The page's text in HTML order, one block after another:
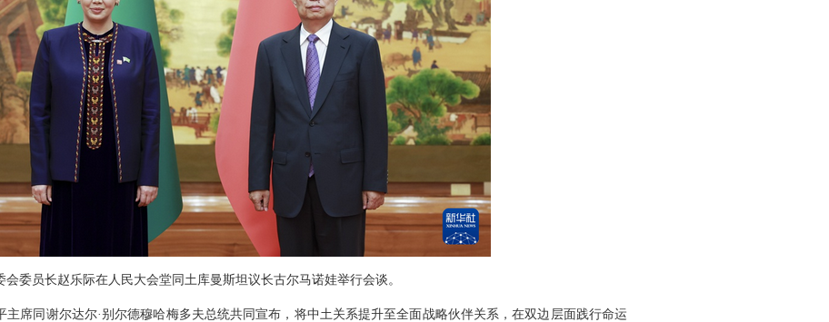
会委员长赵乐际在人民大会堂同土库曼斯坦议长古尔马诺娃举行会谈。
主席同谢尔达尔·别尔德穆哈梅多夫总统共同宣布，将中土关系提升至全面战略伙伴关系，在双边层面践行命运